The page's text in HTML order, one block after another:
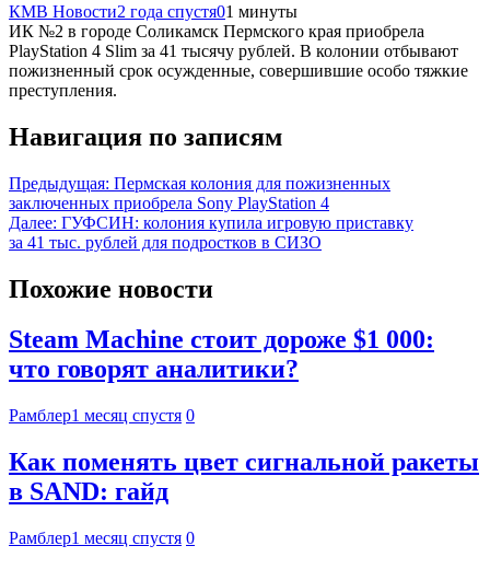
КМВ Новости2 года спустя01 минуты
ИК №2 в городе Соликамск Пермского края приобрела
PlayStation 4 Slim за 41 тысячу рублей. В колонии отбывают
пожизненный срок осужденные, совершившие особо тяжкие
преступления.
Навигация по записям
Предыдущая: Пермская колония для пожизненных
заключенных приобрела Sony PlayStation 4
Далее: ГУФСИН: колония купила игровую приставку
за 41 тыс. рублей для подростков в СИЗО
Похожие новости
Steam Machine стоит дороже $1 000:
что говорят аналитики?
Рамблер1 месяц спустя 0
Как поменять цвет сигнальной ракеты
в SAND: гайд
Рамблер1 месяц спустя 0